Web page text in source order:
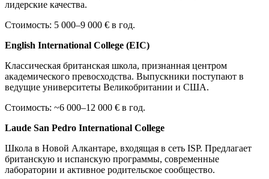
лидерские качества.
Стоимость: 5 000–9 000 € в год.
English International College (EIC)
Классическая британская школа, признанная центром
академического превосходства. Выпускники поступают в
ведущие университеты Великобритании и США.
Стоимость: ~6 000–12 000 € в год.
Laude San Pedro International College
Школа в Новой Алкантаре, входящая в сеть ISP. Предлагает
британскую и испанскую программы, современные
лаборатории и активное родительское сообщество.